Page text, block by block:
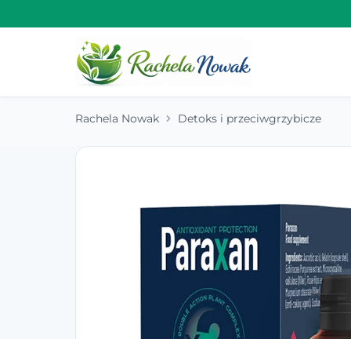
Rachela Nowak Detoks i przeciwgrzybicze